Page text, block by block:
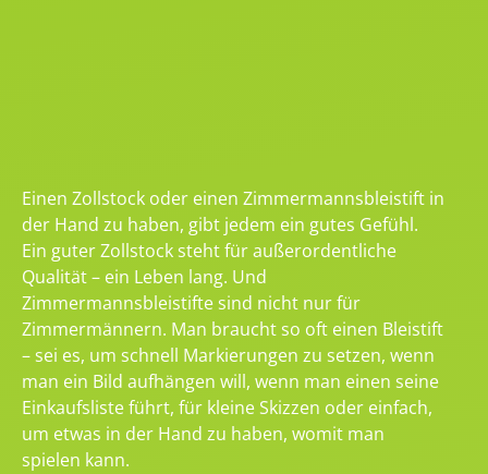
Einen Zollstock oder einen Zimmermannsbleistift in
der Hand zu haben, gibt jedem ein gutes Gefühl.
Ein guter Zollstock steht für außerordentliche
Qualität – ein Leben lang. Und
Zimmermannsbleistifte sind nicht nur für
Zimmermännern. Man braucht so oft einen Bleistift
– sei es, um schnell Markierungen zu setzen, wenn
man ein Bild aufhängen will, wenn man einen seine
Einkaufsliste führt, für kleine Skizzen oder einfach,
um etwas in der Hand zu haben, womit man
spielen kann.